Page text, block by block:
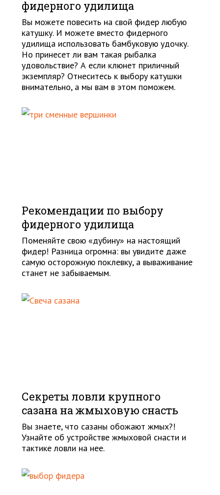
фидерного удилища
Вы можете повесить на свой фидер любую
катушку. И можете вместо фидерного
удилища использовать бамбуковую удочку.
Но принесет ли вам такая рыбалка
удовольствие? А если клюнет приличный
экземпляр? Отнеситесь к выбору катушки
внимательно, а мы вам в этом поможем.
Рекомендации по выбору
фидерного удилища
Поменяйте свою «дубину» на настоящий
фидер! Разница огромна: вы увидите даже
самую осторожную поклевку, а вываживание
станет не забываемым.
Секреты ловли крупного
сазана на жмыховую снасть
Вы знаете, что сазаны обожают жмых?!
Узнайте об устройстве жмыховой снасти и
тактике ловли на нее.